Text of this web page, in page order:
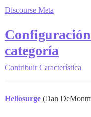
Discourse Meta
categoría
Contribuir Característica
Heliosurge (Dan